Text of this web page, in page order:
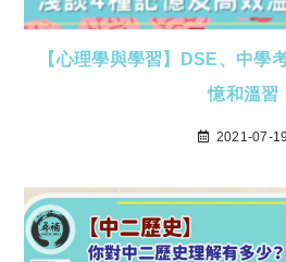
【心理學與學習】DSE、中學
憶和溫習
2021-07-19